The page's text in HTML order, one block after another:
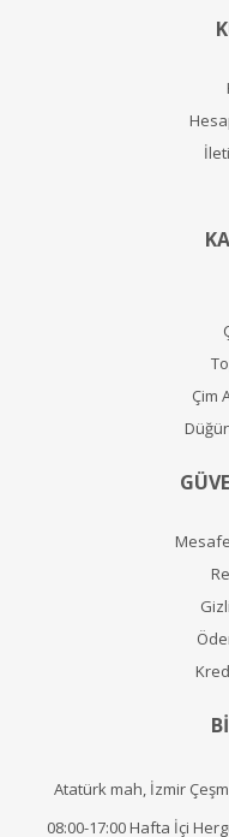
Çim
Atatürk mah, İzmir
08:00-17:00 Hafta İçi